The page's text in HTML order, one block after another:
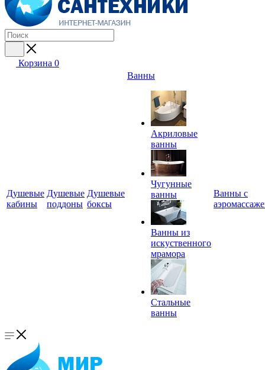
Корзина 0
Душевые
кабины
Душевые
поддоны
Душевые
боксы
Ванны
Акриловые
ванны
Чугунные
ванны
Ванны из
искуственного
мрамора
Стальные
ванны
Ванны с